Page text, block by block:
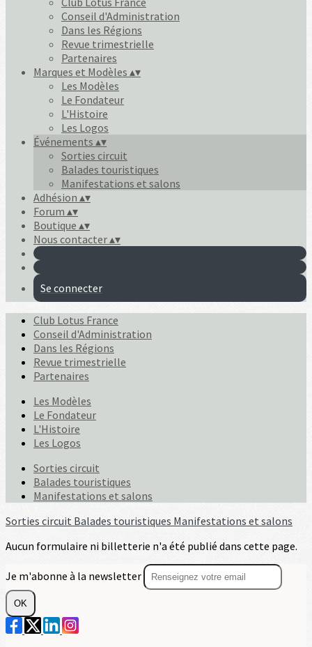
Conseil d'Administration
Dans les Régions
Revue trimestrielle
Partenaires
Marques et Modèles ▴▾
Les Modèles
Le Fondateur
L'Histoire
Les Logos
Événements ▴▾
Sorties circuit
Balades touristiques
Manifestations et salons
Adhésion ▴▾
Forum ▴▾
Boutique ▴▾
Nous contacter▴▾
Se connecter
Club Lotus France
Conseil d'Administration
Dans les Régions
Revue trimestrielle
Partenaires
Les Modèles
Le Fondateur
L'Histoire
Les Logos
Sorties circuit
Balades touristiques
Manifestations et salons
Sorties circuit Balades touristiques Manifestations et salons
Aucun formulaire ni billetterie n'a été publié dans cette page.
Je m'abonne à la newsletter
OK